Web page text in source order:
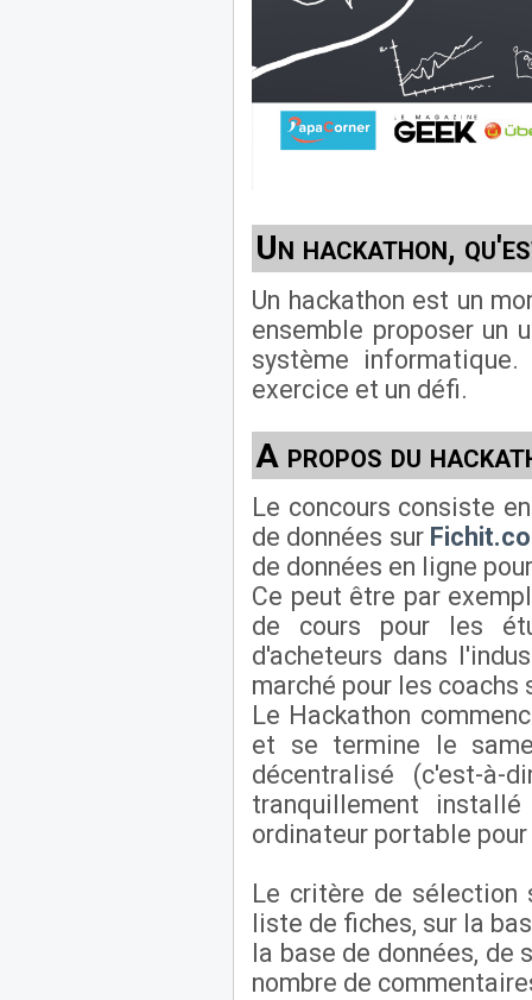
Un hackathon,
Un hackathon est un
ensemble proposer un
système
exercice et un défi.
A propos du
Le concours consiste
de données sur
de données en ligne
Ce peut être par
de cours pour les
d'acheteurs dans
marché pour les
Le Hackathon
et se termine le
décentralisé (c'est-à-
tranquillement
ordinateur portable
Le critère de
liste de fiches, sur la
la base de données,
nombre de